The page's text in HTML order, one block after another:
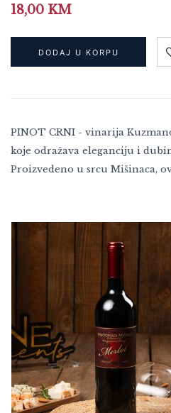
18,00 KM
DODAJ U KORPU
PINOT CRNI - vinarija
koje odražava eleganciju i
Proizvedeno u srcu Mišinaca,